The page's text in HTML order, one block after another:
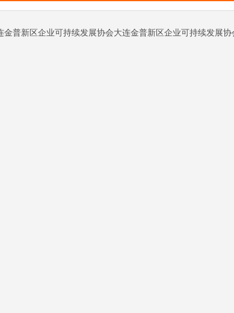
普新区企业可持续发展协会大连金普新区企业可持续发展协